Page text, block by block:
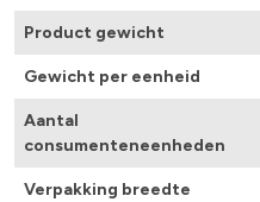
Product gewicht
Gewicht per eenheid
Aantal
consumenteneenheden
Verpakking breedte